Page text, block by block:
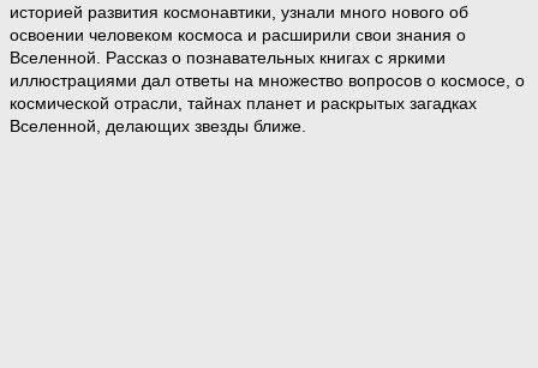
историей развития космонавтики, узнали много нового об
освоении человеком космоса и расширили свои знания о
Вселенной. Рассказ о познавательных книгах с яркими
иллюстрациями дал ответы на множество вопросов о космосе, о
космической отрасли, тайнах планет и раскрытых загадках
Вселенной, делающих звезды ближе.